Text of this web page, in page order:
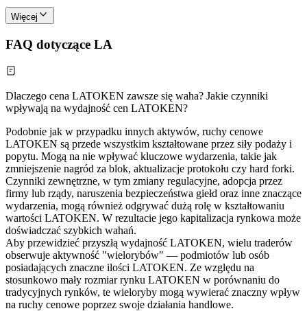
Więcej
FAQ dotyczące LA
Dlaczego cena LATOKEN zawsze się waha? Jakie czynniki
wpływają na wydajność cen LATOKEN?
Podobnie jak w przypadku innych aktywów, ruchy cenowe
LATOKEN są przede wszystkim kształtowane przez siły podaży i
popytu. Mogą na nie wpływać kluczowe wydarzenia, takie jak
zmniejszenie nagród za blok, aktualizacje protokołu czy hard forki.
Czynniki zewnętrzne, w tym zmiany regulacyjne, adopcja przez
firmy lub rządy, naruszenia bezpieczeństwa giełd oraz inne znaczące
wydarzenia, mogą również odgrywać dużą rolę w kształtowaniu
wartości LATOKEN. W rezultacie jego kapitalizacja rynkowa może
doświadczać szybkich wahań.
Aby przewidzieć przyszłą wydajność LATOKEN, wielu traderów
obserwuje aktywność "wielorybów" — podmiotów lub osób
posiadających znaczne ilości LATOKEN. Ze względu na
stosunkowo mały rozmiar rynku LATOKEN w porównaniu do
tradycyjnych rynków, te wieloryby mogą wywierać znaczny wpływ
na ruchy cenowe poprzez swoje działania handlowe.